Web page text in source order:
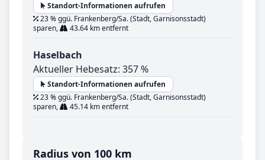
Standort-Informationen aufrufen
23 % ggü. Frankenberg/Sa. (Stadt, Garnisonsstadt)
sparen,
43.64 km entfernt
Haselbach
Aktueller Hebesatz: 357 %
Standort-Informationen aufrufen
23 % ggü. Frankenberg/Sa. (Stadt, Garnisonsstadt)
sparen,
45.14 km entfernt
Radius von 100 km